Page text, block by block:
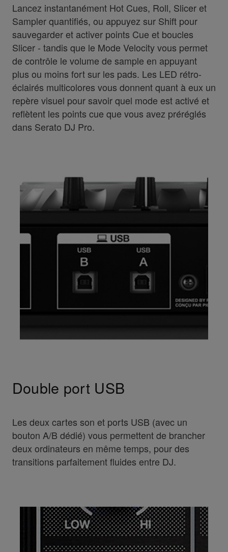
Lancez instantanément Hot Cues, Roll, Slicer et
Sampler quantifiés, ou appuyez sur Shift pour
sauvegarder et activer points Cue et boucles
Slicer - tandis que le Mode Velocity vous permet
de contrôle le volume de sample en appuyant
plus ou moins fort sur les pads. Les LED rétro-
éclairés multicolores vous donnent quant à eux un
repère visuel pour savoir quel mode est activé et
reflètent les points cue que vous avez préréglés
dans Serato DJ Pro.
Double port USB
Les deux cartes son et ports USB (avec un
bouton A/B dédié) vous permettent de brancher
deux ordinateurs en même temps, pour des
transitions parfaitement fluides entre DJ.